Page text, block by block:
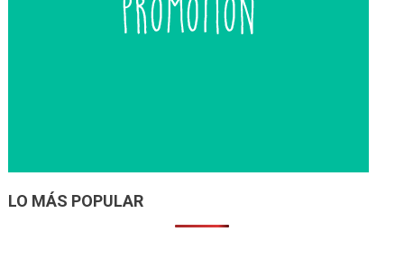
LO MÁS POPULAR